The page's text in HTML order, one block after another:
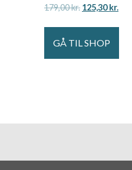
179,00kr. 125,30kr.
GÅ TIL SHOP